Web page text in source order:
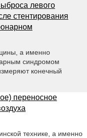
левого
стентирования
а именно
синдромом
конечный
переносное
технике, а именно